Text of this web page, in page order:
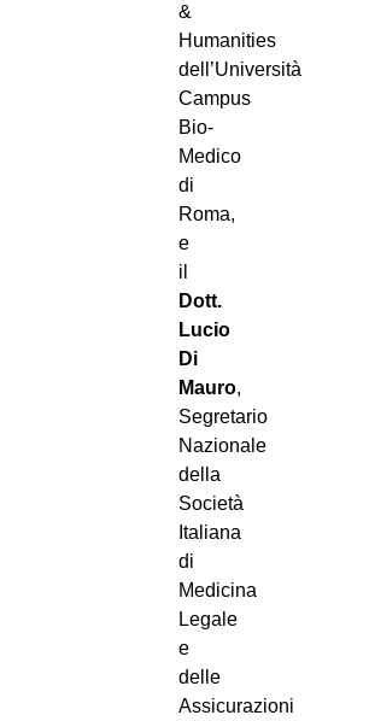
&
Humanities
dell’Università
Campus
Bio-
Medico
di
Roma,
e
il
Dott.
Lucio
Di
Mauro,
Segretario
Nazionale
della
Società
Italiana
di
Medicina
Legale
e
delle
Assicurazioni